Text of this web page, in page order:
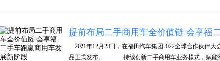
提前布局二手商用车全价值链 会享福
2021年12月23日，在福田汽车集团2022全球合作伙伴
品正式发布。 持续创新二手商用车业务模式，赋